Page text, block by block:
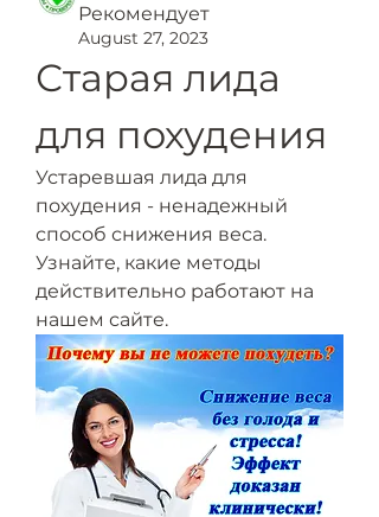
Рекомендует
August 27, 2023
Старая лида
для похудения
Устаревшая лида для
похудения - ненадежный
способ снижения веса.
Узнайте, какие методы
действительно работают на
нашем сайте.